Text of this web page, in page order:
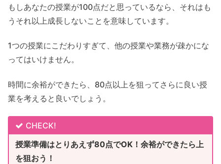
もしあなたの授業が100点だと思っているなら、それはも
うそれ以上成長しないことを意味しています。
1つの授業にこだわりすぎて、他の授業や業務が疎かにな
ってはいけません。
時間に余裕ができたら、80点以上を狙ってさらに良い授
業を考えると良いでしょう。
CHECK!
授業準備はとりあえず80点でOK！余裕ができたら上
を狙おう！